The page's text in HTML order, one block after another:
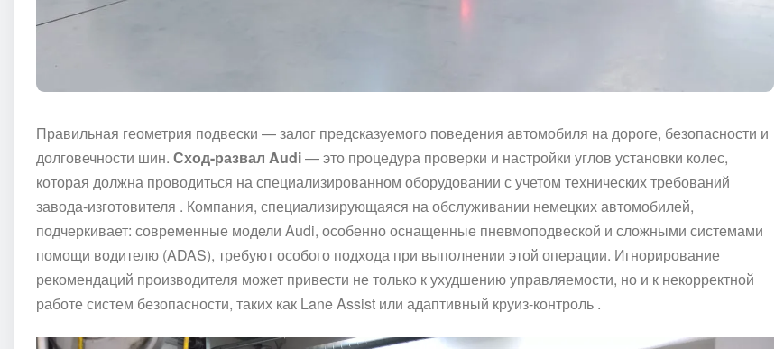
Правильная геометрия подвески — залог предсказуемого поведения автомобиля на дороге, безопасности и
долговечности шин. Сход-развал Audi— это процедура проверки и настройки углов установки колес,
которая должна проводиться на специализированном оборудовании с учетом технических требований
завода-изготовителя . Компания, специализирующаяся на обслуживании немецких автомобилей,
подчеркивает: современные модели Audi, особенно оснащенные пневмоподвеской и сложными системами
помощи водителю (ADAS), требуют особого подхода при выполнении этой операции. Игнорирование
рекомендаций производителя может привести не только к ухудшению управляемости, но и к некорректной
работе систем безопасности, таких как Lane Assist или адаптивный круиз-контроль .